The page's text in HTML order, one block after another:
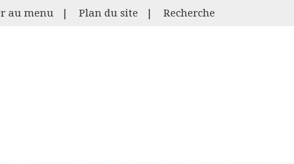
au menu | Plan du site | Recherche